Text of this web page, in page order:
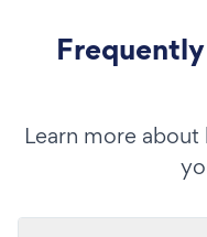
Learn more